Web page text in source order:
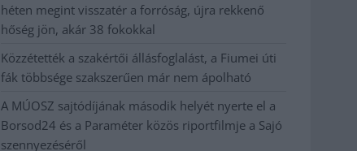
héten megint visszatér a forróság, újra rekkenő
hőség jön, akár 38 fokokkal
Közzétették a szakértői állásfoglalást, a Fiumei úti
fák többsége szakszerűen már nem ápolható
A MÚOSZ sajtódíjának második helyét nyerte el a
Borsod24 és a Paraméter közös riportfilmje a Sajó
szennyezéséről